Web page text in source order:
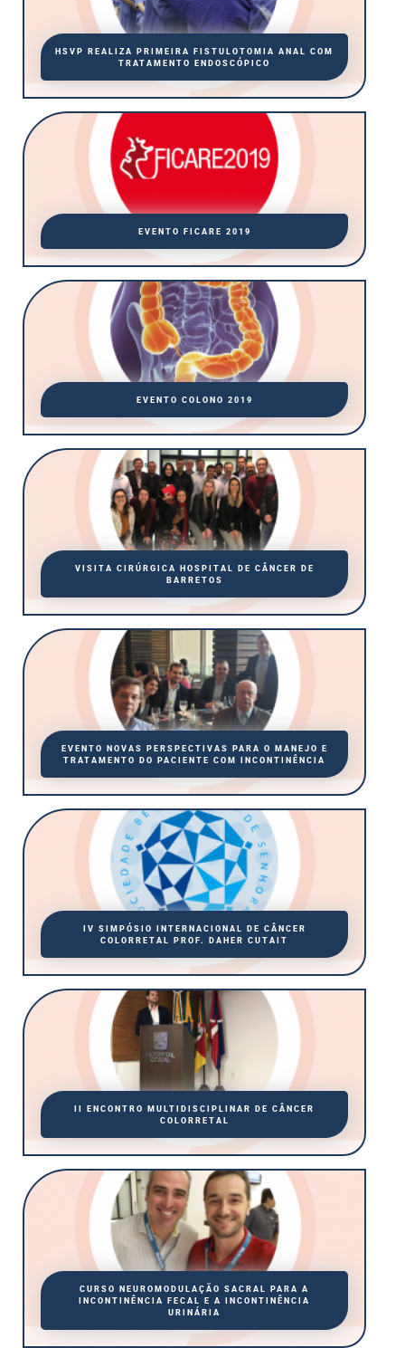
HSVP REALIZA PRIMEIRA FISTULOTOMIA ANAL COM
TRATAMENTO ENDOSCÓPICO
EVENTO FICARE 2019
EVENTO COLONO 2019
VISITA CIRÚRGICA HOSPITAL DE CÂNCER DE
BARRETOS
EVENTO NOVAS PERSPECTIVAS PARA O MANEJO E
TRATAMENTO DO PACIENTE COM INCONTINÊNCIA
IV SIMPÓSIO INTERNACIONAL DE CÂNCER
COLORRETAL PROF. DAHER CUTAIT
II ENCONTRO MULTIDISCIPLINAR DE CÂNCER
COLORRETAL
CURSO NEUROMODULAÇÃO SACRAL PARA A
INCONTINÊNCIA FECAL E A INCONTINÊNCIA
URINÁRIA